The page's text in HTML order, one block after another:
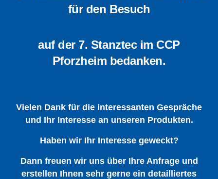
für den Besuch
auf der 7. Stanztec im CCP
Pforzheim bedanken.
Vielen Dank für die interessanten Gespräche
und Ihr Interesse an unseren Produkten.
Haben wir Ihr Interesse geweckt?
Dann freuen wir uns über Ihre Anfrage und
erstellen Ihnen sehr gerne ein detailliertes